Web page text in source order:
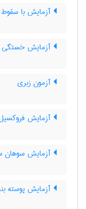
آزمایش با سقوط
آزمایش خستگی
آزمون زبری
آزمایش
آزمایش
آزمایش پوسته